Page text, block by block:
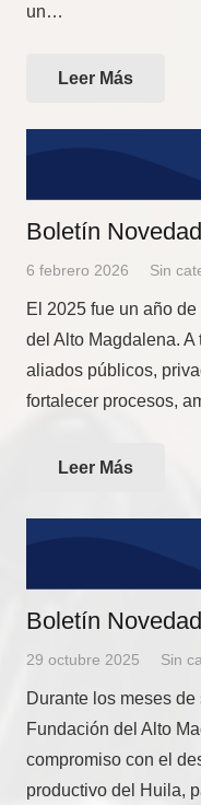
un…
Leer Más
Boletín
6 febrero 2026 Sin
El 2025 fue un año
del Alto Magdalena.
aliados públicos,
fortalecer procesos,
Leer Más
Boletín
29 octubre 2025 Sin
Durante los meses
Fundación del Alto
compromiso con el
productivo del Huila,